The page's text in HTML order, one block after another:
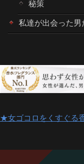
秘策
私達が出会った
★女ゴコロをくすぐる